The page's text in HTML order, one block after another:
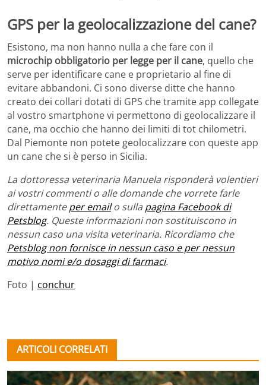
GPS per la geolocalizzazione del cane?
Esistono, ma non hanno nulla a che fare con il
microchip obbligatorio per legge per il cane, quello che
serve per identificare cane e proprietario al fine di
evitare abbandoni. Ci sono diverse ditte che hanno
creato dei collari dotati di GPS che tramite app collegate
al vostro smartphone vi permettono di geolocalizzare il
cane, ma occhio che hanno dei limiti di tot chilometri.
Dal Piemonte non potete geolocalizzare con queste app
un cane che si è perso in Sicilia.
La dottoressa veterinaria Manuela risponderà volentieri
ai vostri commenti o alle domande che vorrete farle
direttamenteper emailo sulla pagina Facebook di
Petsblog. Queste informazioni non sostituiscono in
nessun caso una visita veterinaria. Ricordiamo che
Petsblog non fornisce in nessun caso e per nessun
motivo nomi e/o dosaggi di farmaci.
Foto | conchur
ARTICOLI CORRELATI